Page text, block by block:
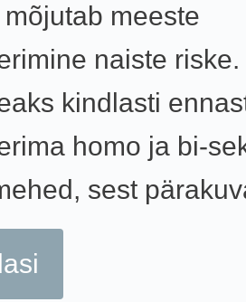
meeste
naiste riske.
kindlasti
homo ja bi-
sest